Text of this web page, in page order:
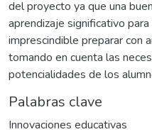
del proyecto ya que una
aprendizaje significativo
imprescindible preparar con
tomando en cuenta las
potencialidades de los
Palabras clave
Innovaciones educativas